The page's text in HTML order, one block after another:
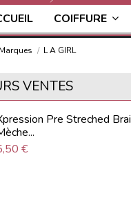
COIFFURE
L A GIRL
VENTES
Pre Streched
€